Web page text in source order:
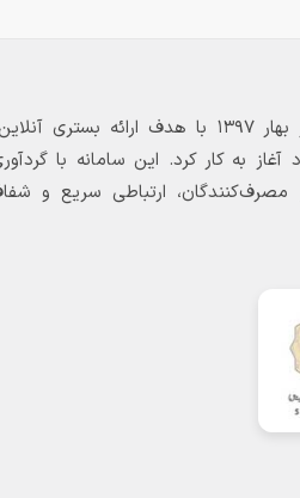
بازارگاه الکترونیکی فولاد ۲۴ از بهار ۱۳۹۷ با هدف
به کار کرد. این سامانه با
مصرف‌کنندگان، ارتباطی سریع و